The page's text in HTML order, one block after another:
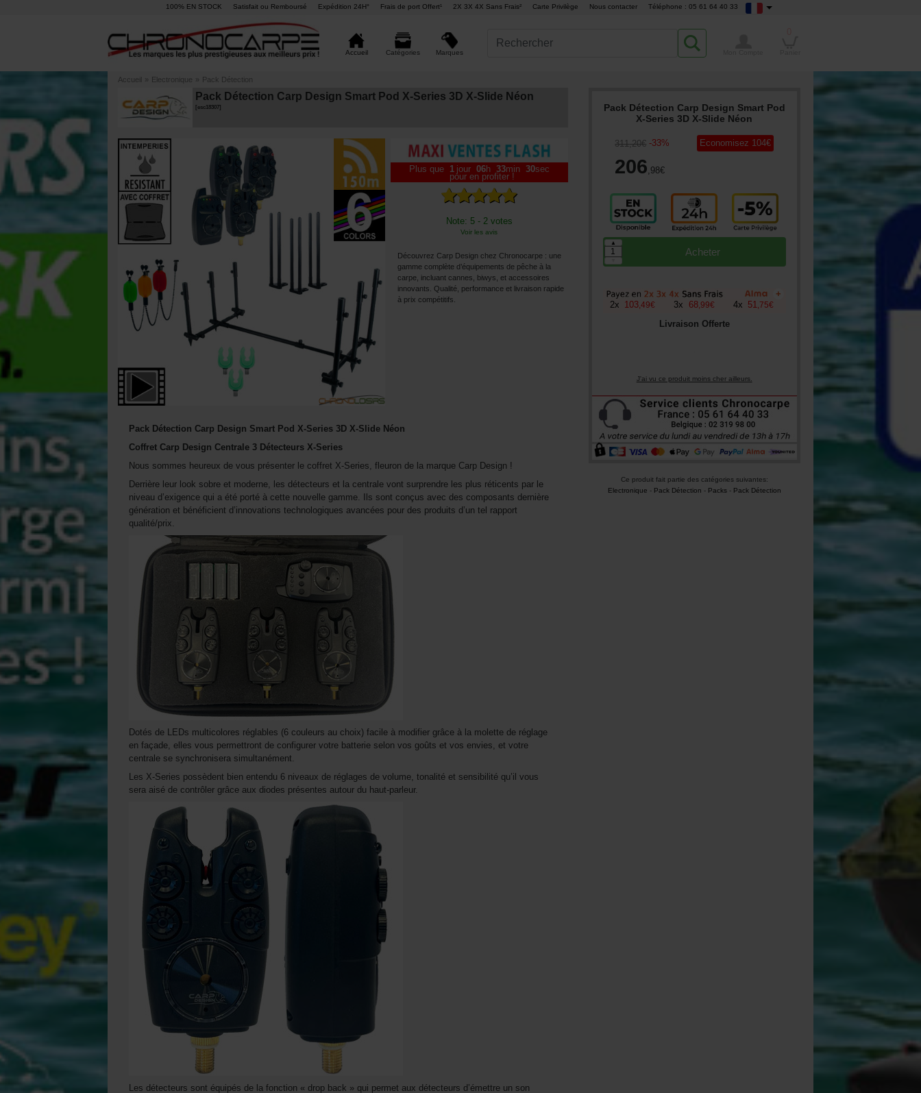
100% EN STOCK Satisfait ou Remboursé Expédition 24H° Frais de port Offert¹ 2X 3X 4X Sans Frais² Carte Privilège Nous contacter Téléphone : 05 61 64 40 33
Accueil Catégories Marques
Accueil » Electronique » Pack Détection
Pack Détection Carp Design Smart Pod X-Series 3D X-Slide Néon
esc18307]
Plus que 1 jour 06h 33min 28sec
pour en profiter !
Note: 5 - 2 votes
Voir les avis
Découvrez Carp Design chez Chronocarpe : une
gamme complète d’équipements de pêche à la
carpe, incluant cannes, biwys, et accessoires
innovants. Qualité, performance et livraison rapide
à prix compétitifs.
Pack Détection Carp Design Smart Pod
X-Series 3D X-Slide Néon
311,20€ -33%
206,98€
Economisez 104€
Acheter
▲
+
2x 103, 49€ 3x 68, 99€ 4x 51 75€
Livraison Offerte
J'ai vu ce produit moins cher ailleurs.
Ce produit fait partie des catégories suivantes:
Electronique - Pack Détection - Packs- Pack Détection
Pack Détection Carp Design Smart Pod X-Series 3D X-Slide Néon
Coffret Carp Design Centrale 3 Détecteurs X-Series
Nous sommes heureux de vous présenter le coffret X-Series, fleuron de la marque Carp Design !
Derrière leur look sobre et moderne, les détecteurs et la centrale vont surprendre les plus réticents par le
niveau d’exigence qui a été porté à cette nouvelle gamme. Ils sont conçus avec des composants dernière
génération et bénéficient d’innovations technologiques avancées pour des produits d’un tel rapport
qualité/prix.
Dotés de LEDs multicolores réglables (6 couleurs au choix) facile à modifier grâce à la molette de réglage
en façade, elles vous permettront de configurer votre batterie selon vos goûts et vos envies, et votre
centrale se synchronisera simultanément.
Les X-Series possèdent bien entendu 6 niveaux de réglages de volume, tonalité et sensibilité qu’il vous
sera aisé de contrôler grâce aux diodes présentes autour du haut-parleur.
Les détecteurs sont équipés de la fonction « drop back » qui permet aux détecteurs d’émettre un son